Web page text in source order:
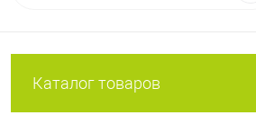
Каталог товаров